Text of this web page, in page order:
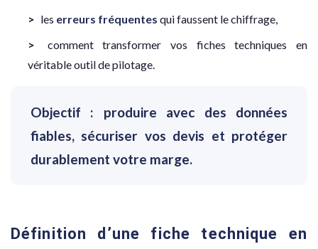
les erreurs fréquentes qui faussent le chiffrage,
comment transformer vos fiches techniques en
véritable outil de pilotage.
Objectif : produire avec des données
fiables, sécuriser vos devis et protéger
durablement votre marge.
Définition d’une fiche technique en